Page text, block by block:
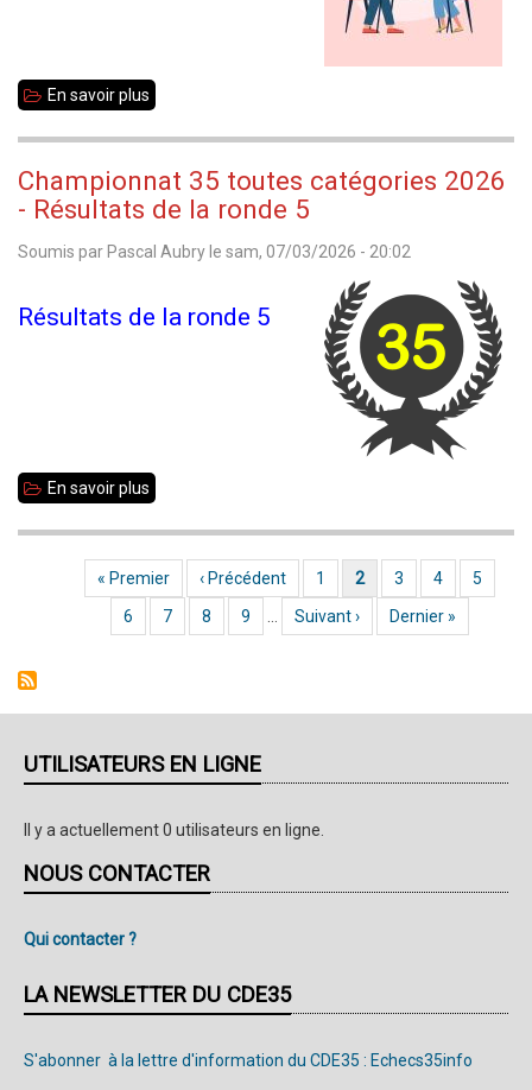
En savoir plus
2026
Résultats
Championnat 35 toutes catégories 2026
- Résultats de la ronde 5
Soumis par Pascal Aubry le sam, 07/03/2026 - 20:02
Résultats de la ronde 5
En savoir plus
toutes
catégories
de
la
ronde
Pagination
Première page
« Premier Page précédente
‹ Précédent Page
1 Page courante
2 Page
3 Page
4 Page
5
Page
6 Page
7 Page
8 Page
9 … Page suivante
Suivant › Dernière page
Dernier »
UTILISATEURS EN LIGNE
Il y a actuellement 0 utilisateurs en ligne.
NOUS CONTACTER
Qui contacter ?
LA NEWSLETTER DU CDE35
S'abonner à la lettre d'information du CDE35 : Echecs35info